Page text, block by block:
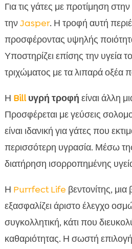
Για τις γάτες με προτίμηση
τηνJasper. Η τροφή αυτή
προσφέροντας υψηλής
Υποστηρίζει επίσης την υγεία
τριχώματος με τα λιπαρά οξέα
Η Billυγρή τροφή είναι άλλη
Προσφέρεται με γεύσεις
είναι ιδανική για γάτες που
περισσότερη υγρασία. Μέσω
διατήρηση ισορροπημένης
Η Purrfect Life βεντονίτης,
εξασφαλίζει άριστο έλεγχο
συγκολλητική, κάτι που
καθαριότητας. Η σωστή